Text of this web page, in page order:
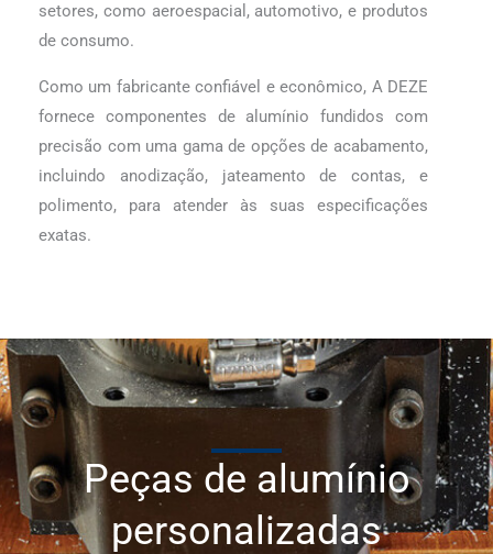
setores, como aeroespacial, automotivo, e produtos
de consumo.
Como um fabricante confiável e econômico, A DEZE
fornece componentes de alumínio fundidos com
precisão com uma gama de opções de acabamento,
incluindo anodização, jateamento de contas, e
polimento, para atender às suas especificações
exatas.
Peças de alumínio
personalizadas